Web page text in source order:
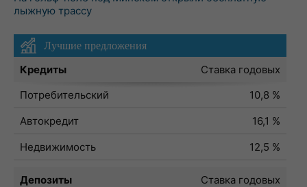
лыжную трассу
Лучшие предложения
Кредиты
Ставка годовых
Потребительский
10,8 %
Автокредит
16,1 %
Недвижимость
12,5 %
Депозиты
Ставка годовых